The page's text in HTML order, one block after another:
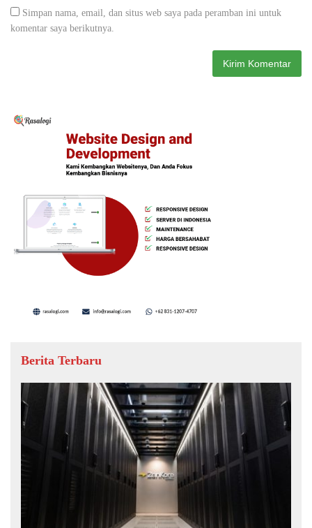
Simpan nama, email, dan situs web saya pada peramban ini untuk
komentar saya berikutnya.
Berita Terbaru